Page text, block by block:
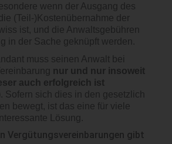
wenn der Ausgang des
(Teil-)Kostenübernahme der
ist, und die Anwaltsgebühren
in der Sache geknüpft werden.
muss seinen Anwalt bei
nur und nur insoweit
auch erfolgreich ist
. Sofern sich dies in den gesetzlich
bewegt, ist das eine für viele
Lösung.
Vergütungsvereinbarungen gibt